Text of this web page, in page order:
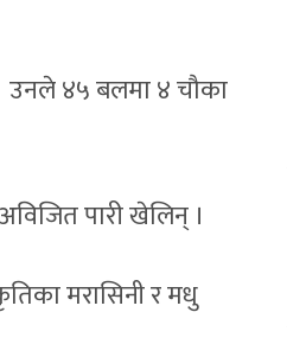
उनले ४५ बलमा ४ चौका
पारी खेलिन् ।
मरासिनी र मधु